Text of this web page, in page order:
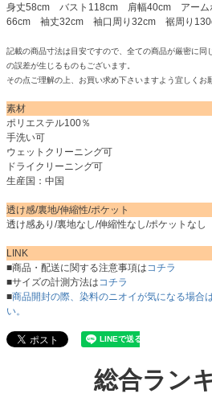
身丈58cm バスト118cm 肩幅40cm アーム
66cm 袖丈32cm 袖口周り32cm 裾周り
記載の商品寸法は目安ですので、全ての商品が厳密に同
の誤差が生じるものもございます。
その点ご理解の上、お買い求め下さいますよう宜しくお
素材
ポリエステル100％
手洗い可
ウェットクリーニング可
ドライクリーニング可
生産国：中国
透け感/裏地/伸縮性/ポケット
透け感あり/裏地なし/伸縮性なし/ポケットなし
LINK
■商品・配送に関する注意事項はコチラ
■サイズの計測方法はコチラ
■商品開封の際、染料のニオイが気になる場合
い。
総合ラン